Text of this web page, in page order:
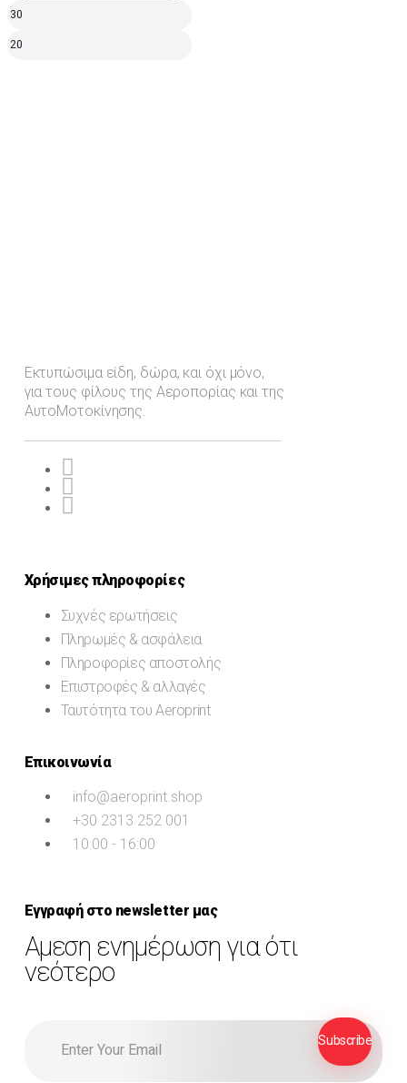
Εκτυπώσιμα είδη, δώρα, και όχι μόνο,
για τους φίλους της Αεροπορίας και της
ΑυτοΜοτοκίνησης.
Χρήσιμες πληροφορίες
Συχνές ερωτήσεις
Πληρωμές & ασφάλεια
Πληροφορίες αποστολής
Επιστροφές & αλλαγές
Ταυτότητα του Aeroprint
Επικοινωνία
info@aeroprint.shop
+30 2313 252 001
10:00 - 16:00
Εγγραφή στο newsletter μας
Αμεση ενημέρωση για ότι
νεότερο